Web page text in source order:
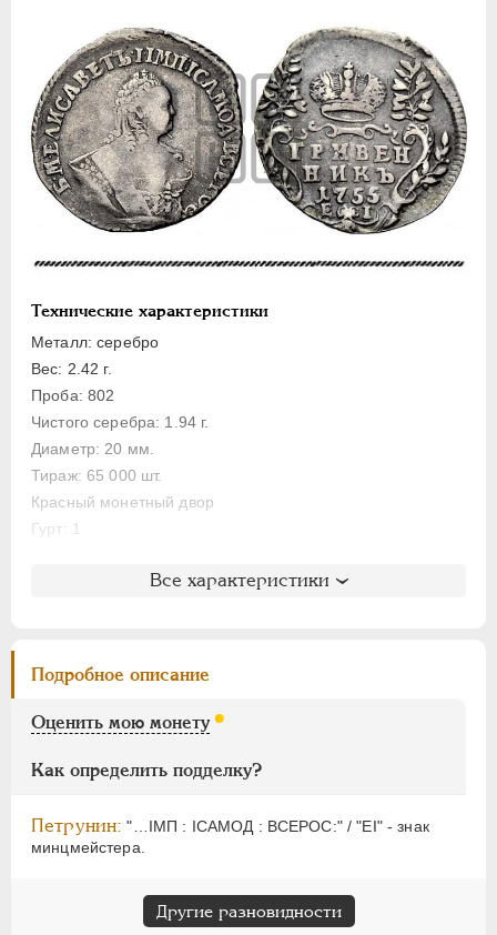
Технические характеристики
Металл: серебро
Вес: 2.42 г.
Проба: 802
Чистого серебра: 1.94 г.
Диаметр: 20 мм.
Тираж: 65 000 шт.
Красный монетный двор
Гурт: 1
Литература и редкость
Уздеников: 0878 (точка)
Петрунин
Семёнов: 154-1800 (R2+!)
ГМ: 227.T.ХII,11 (довольно редкая)
Все характеристики
Подробное описание
Оценить мою монету
Как определить подделку?
Петрунин: "…IМП : IСАМОД : ВСЕРОС:" / "ЕI" - знак
минцмейстера.
Другие разновидности
ЕЛИЗАВЕТА 1741-1762
Золото
Серебро
1 рубль
Полтина
Полуполтинник
5 копеек
Медь
Пробные
Для Пруссии
Ливонезы
Монетовидные
ПЕТР III 1762-1762
ЕКАТЕРИНА II
1762-1796
1801-1825
АЛЕКСАНДР III 1881-1894
ВРЕМЕННОЕ ПРАВ. 1917-1918
ИНОСТРАННЫЕ 1768-1918